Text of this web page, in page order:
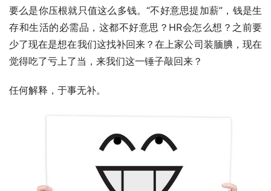
要么是你压根就只值这么多钱。“不好意思提加薪”，钱是生
存和生活的必需品，这都不好意思？HR会怎么想？之前要
少了现在是想在我们这找补回来？在上家公司装腼腆，现在
觉得吃了亏上了当，来我们这一锤子敲回来？
任何解释，于事无补。